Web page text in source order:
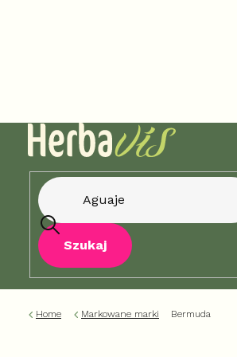
Szukaj
Home Markowane marki Bermuda